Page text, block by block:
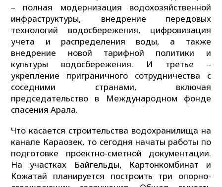
– полная модернизация водохозяйственной
инфраструктуры, внедрение передовых
технологий водосбережения, цифровизация
учета и распределения воды, а также
внедрение новой тарифной политики и
культуры водосбережения. И третье –
укрепление приграничного сотрудничества с
соседними странами, включая
председательство в Международном фонде
спасения Арала.
Что касается строительства водохранилища на
канале Караозек, то сегодня начаты работы по
подготовке проектно-сметной документации.
На участках Байгельды, Картонкомбинат и
Кожатай планируется построить три опорно-